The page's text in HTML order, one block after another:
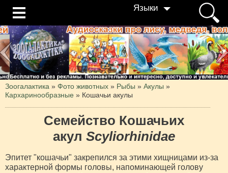
Языки
Зоогалактика » Фото животных » Рыбы » Акулы »
Кархаринообразные » Кошачьи акулы
Семейство Кошачьих
акул Scyliorhinidae
Эпитет "кошачьи" закрепился за этими хищницами из-за
характерной формы головы, напоминающей голову